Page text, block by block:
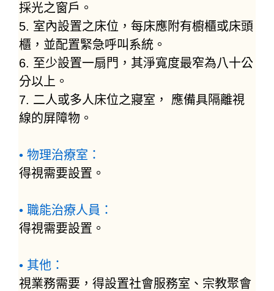
採光之窗戶。
5. 室內設置之床位，每床應附有櫥櫃或床頭
櫃，並配置緊急呼叫系統。
6. 至少設置一扇門，其淨寬度最窄為八十公
分以上。
7. 二人或多人床位之寢室， 應備具隔離視
線的屏障物。
• 物理治療室：
得視需要設置。
• 職能治療人員：
得視需要設置。
• 其他：
視業務需要，得設置社會服務室、宗教聚會